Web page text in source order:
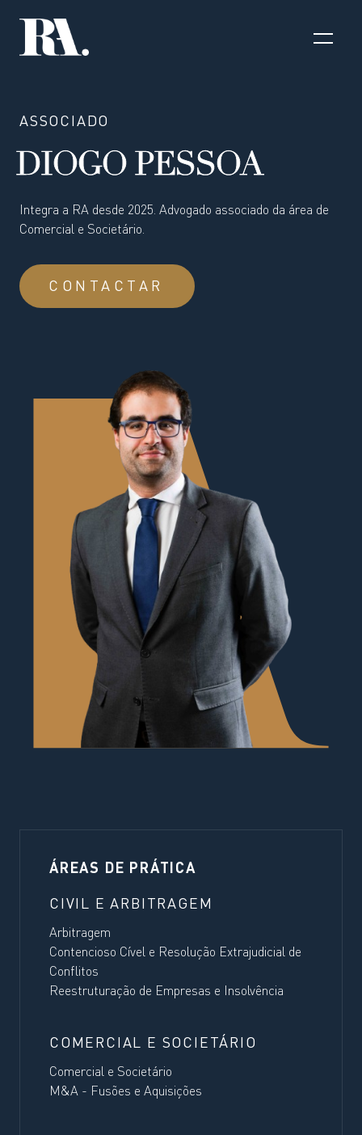
ASSOCIADO
DIOGO PESSOA
Integra a RA desde 2025. Advogado associado da área de
Comercial e Societário.
CONTACTAR
ÁREAS DE PRÁTICA
CIVIL E ARBITRAGEM
Arbitragem
Contencioso Cível e Resolução Extrajudicial de
Conflitos
Reestruturação de Empresas e Insolvência
COMERCIAL E SOCIETÁRIO
Comercial e Societário
M&A - Fusões e Aquisições